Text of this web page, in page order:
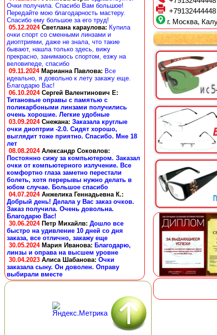
Очки получила. Спасибо Вам большое!
Передайте мою благодарность мастеру.
Спасибо ему большое за его труд!
05.12.2024 Светлана караулова: Купила
очки спорт со сменными линзами и
диоптриями, даже не знала, что такие
бывают, нашла только здесь, вижу
прекрасно, занимаюсь спортом, езжу на
веловипеде, спасибо
09.11.2024 Марианна Павлова: Все
идеально, я довольно к лету закажу еще.
Благодарю Вас!
06.10.2024 Сергей Валентинович Е:
Титановые оправы с памятью с
поликарбоными линзами получились
очень хорошие. Легкие удобные
03.09.2024 Снежана: Заказала круглые
очки диоптрии -2.0. Сидят хорошо,
выглядит тоже приятно. Спасибо. Мне 18
лет
08.08.2024 Александр Соковлов:
Постоянно сижу за компьютером. Заказал
очки от компьютерного излучение. Все
комфортно глаза заметно перестали
болеть, хотя перерывы нужно делать в
юбом случае. Большое спасибо
04.07.2024 Анжелика Геннадьевна К.:
Добрый день! Делала у Вас заказ очков.
Заказ получила. Очень довольна.
Благодарю Вас!
30.06.2024 Петр Михайлв: Дошло все
быстро на удивление 10 дней со дня
заказа, все отлично, закажу еще
30.05.2024 Мария Иванова: Благодарю,
линзы и оправа на высшем уровне
30.04.2023 Алиса Шабанова: Очки
заказала сыну. Он доволен. Оправу
выбирали вместе
+79132444448
г. Москва,